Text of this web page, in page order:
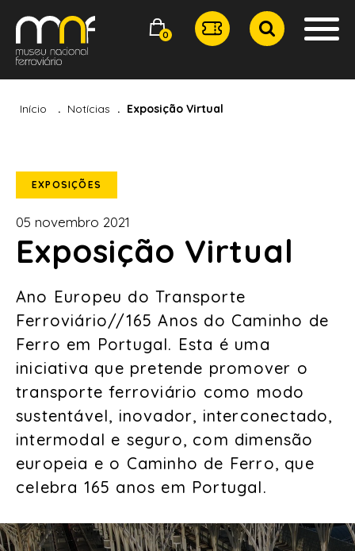
0
Início Notícias Exposição Virtual
EXPOSIÇÕES
05 novembro 2021
Exposição Virtual
Ano Europeu do Transporte
Ferroviário//165 Anos do Caminho de
Ferro em Portugal. Esta é uma
iniciativa que pretende promover o
transporte ferroviário como modo
sustentável, inovador, interconectado,
intermodal e seguro, com dimensão
europeia e o Caminho de Ferro, que
celebra 165 anos em Portugal.